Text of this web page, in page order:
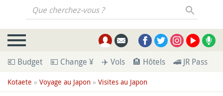
Que cherchez-vous ?
💶 Budget 💴 Change ¥ ✈️ Vols 🏨 Hôtels 🚄 JR Pass
Kotaete » Voyage au Japon » Visites au Japon